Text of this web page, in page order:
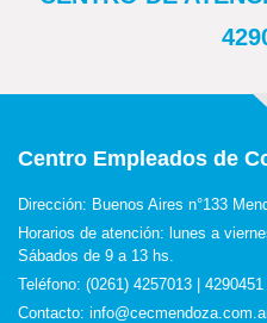
Centro Empleados de
Dirección: Buenos Aires n°133
Horarios de atención: lunes a
Sábados de 9 a 13 hs.
Teléfono: (0261) 4257013 | 4290451
Contacto: